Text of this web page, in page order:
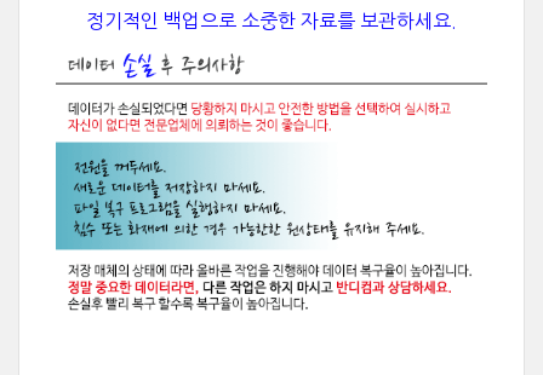
정기적인 백업으로 소중한 자료를 보관하세요.